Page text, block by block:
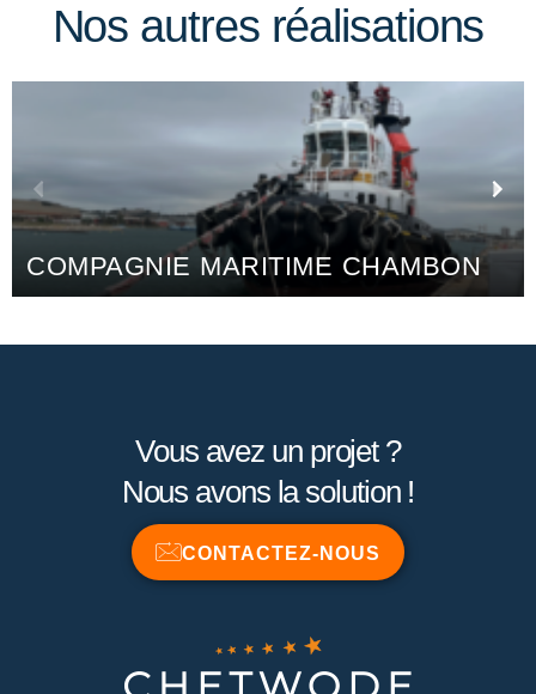
Nos autres réalisations
COMPAGNIE MARITIME CHAMBON
Vous avez un projet ?
Nous avons la solution !
CONTACTEZ-NOUS